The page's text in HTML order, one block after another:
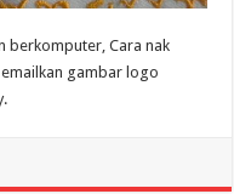
berkomputer, Cara nak
gambar logo